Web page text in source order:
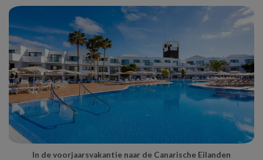
In de voorjaarsvakantie naar de Canarische Eilanden